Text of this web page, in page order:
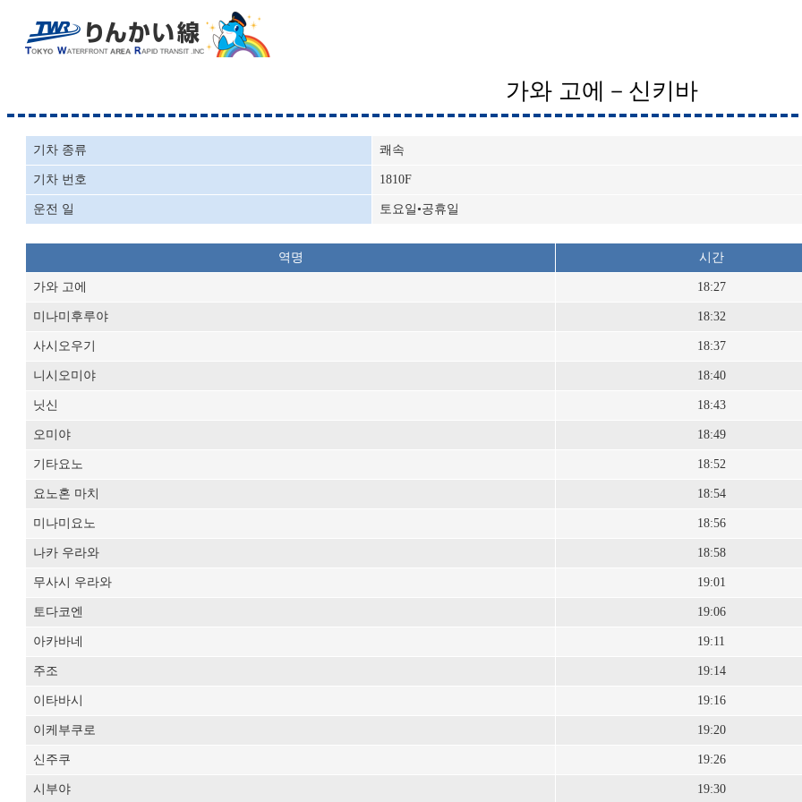
가와 고에－신키바
기차 종류 쾌속
기차 번호 1810F
운전 일 토요일•공휴일
역명 시간
가와 고에 18:27
미나미후루야 18:32
사시오우기 18:37
니시오미야 18:40
닛신 18:43
오미야 18:49
기타요노 18:52
요노혼 마치 18:54
미나미요노 18:56
나카 우라와 18:58
무사시 우라와 19:01
토다코엔 19:06
아카바네 19:11
주조 19:14
이타바시 19:16
이케부쿠로 19:20
신주쿠 19:26
시부야 19:30